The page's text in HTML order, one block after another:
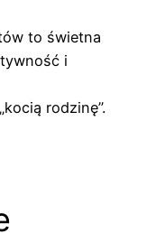
to świetna
i
rodzinę”.